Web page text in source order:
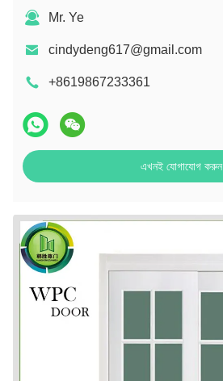
Mr. Ye
cindydeng617@gmail.com
+8619867233361
এখনই যোগাযোগ করুন